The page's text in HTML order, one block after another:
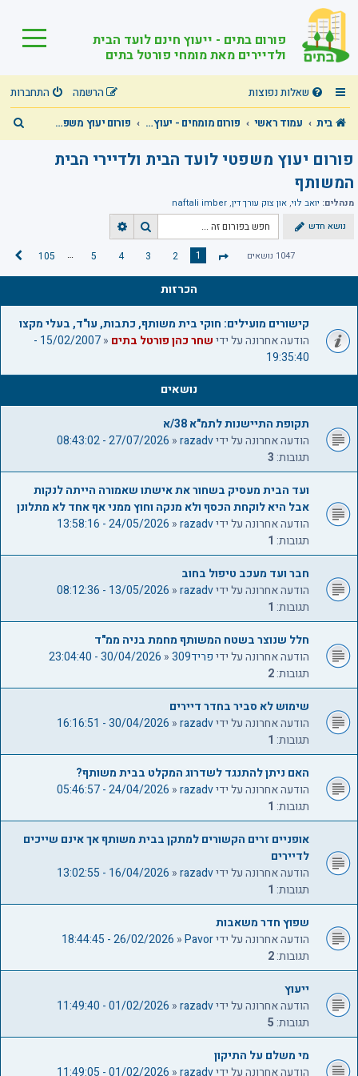
פורום בתים - ייעוץ חינם לועד הבית
ולדיירים מאת מומחי פורטל בתים
שאלות נפוצות התחברות
הרשמה
בית
עמוד ראשי פורום מומחים - יעוץ מקצועי חינם בכל תחומי הבית המשותף! פורום יעוץ משפטי לועד הבית ולדיירי הבית המשותף
י
פורום יעוץ משפטי לועד הבית ולדיירי הבית
המשותף
מנהלים: יואב לוי, און צוק עורך דין,
naftali imber
נושא חדש
ח
פ
ו
ח
פ
ו
מ
ת
ד
1047 נושאים
ד
ף
ת
5
1
2
3
4
5
…
105
הכרזות
קישורים מועילים: חוקי בית משותף, כתבות, עו"ד, בעלי מקצו
הודעה אחרונה על ידישחר כהן פורטל בתים «
15/02/2007 -
19:35:40
נושאים
תקופת התיישנות לתמ"א 38/א
הודעה אחרונה על ידיrazadv
«
27/07/2026 - 08:43:02
תגובות: 3
ועד הבית מעסיק בשחור את אישתו שאמורה הייתה לנקות
אבל היא לוקחת הכסף ולא מנקה וחוץ ממני אף אחד לא מתלונן
הודעה אחרונה על ידיrazadv
«
24/05/2026 - 13:58:16
תגובות: 1
חבר ועד מעכב טיפול בחוב
הודעה אחרונה על ידיrazadv
«
13/05/2026 - 08:12:36
תגובות: 1
חלל שנוצר בשטח המשותף מחמת בניה ממ"ד
הודעה אחרונה על ידיפריד309 «
30/04/2026 - 23:04:40
תגובות:2
שימוש לא סביר בחדר דיירים
הודעה אחרונה על ידיrazadv
«
30/04/2026 - 16:16:51
תגובות: 1
האם ניתן להתנגד לשדרוג המקלט בבית משותף?
הודעה אחרונה על ידיrazadv
«
24/04/2026 - 05:46:57
תגובות: 1
אופניים זרים הקשורים למתקן בבית משותף אך אינם שייכים
לדיירים
הודעה אחרונה על ידיrazadv
«
16/04/2026 - 13:02:55
תגובות: 1
שפוץ חדר משאבות
הודעה אחרונה על ידיPavor
«
26/02/2026 - 18:44:45
תגובות:2
ייעוץ
הודעה אחרונה על ידיrazadv
«
01/02/2026 - 11:49:40
תגובות: 5
מי משלם על התיקון
הודעה אחרונה על ידיrazadv
«
01/02/2026 - 11:49:05